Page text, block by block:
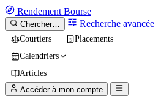
Rendement Bourse
Chercher… Recherche avancée
Courtiers
Placements
Calendriers
Articles
Accéder à mon compte